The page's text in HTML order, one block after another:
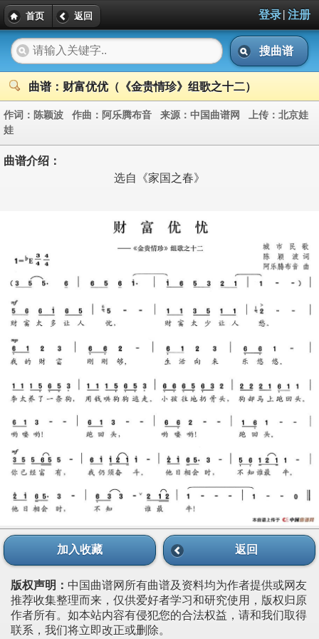
首页 返回 登录| 注册
搜曲谱
曲谱：财富优优（《金贵情珍》组歌之十二）
作词： 陈颖波 作曲： 阿乐腾布音 来源： 中国曲谱网 上传： 北京娃
娃
曲谱介绍：
选自《家国之春》
加入收藏 返回
版权声明： 中国曲谱网所有曲谱及资料均为作者提供或网友
推荐收集整理而来，仅供爱好者学习和研究使用，版权归原
作者所有。如本站内容有侵犯您的合法权益，请和我们取得
联系，我们将立即改正或删除。